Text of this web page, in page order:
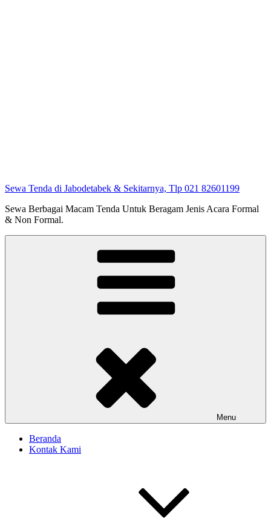
Sewa Tenda di Jabodetabek & Sekitarnya, Tlp 021 82601199
Sewa Berbagai Macam Tenda Untuk Beragam Jenis Acara Formal
& Non Formal.
Menu
Beranda
Kontak Kami